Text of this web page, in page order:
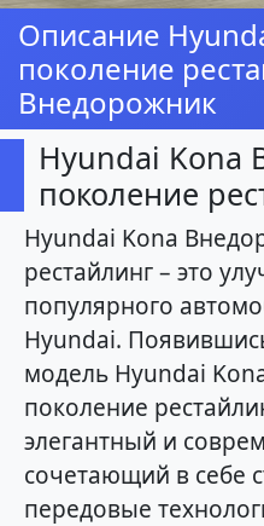
Описание
поколение
Внедорожник
Hyundai Kona
поколение
Hyundai Kona
рестайлинг – это
популярного
Hyundai.
модель Hyundai
поколение
элегантный и
сочетающий в себе
передовые